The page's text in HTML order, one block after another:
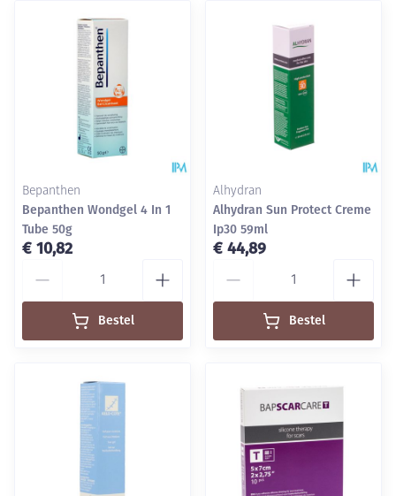
Bepanthen
Bepanthen Wondgel 4 In 1
Tube 50g
€ 10,82
Bestel
Alhydran
Alhydran Sun Protect Creme
Ip30 59ml
€ 44,89
Bestel